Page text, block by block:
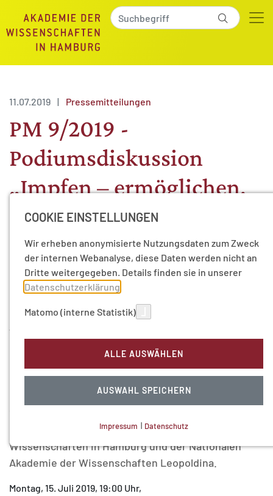
11.07.2019 | Pressemitteilungen
PM 9/2019 -
Podiumsdiskussion
„Impfen – ermöglichen,
erleichtern, erzwingen?“
In den letzten Monaten haben vermehrte Fälle von
Masern in Deutschland, aber auch in vielen anderen
Ländern, die Frage nach dem allgemeinen
Impfschutz in der Bevölkerung aufgebracht. Mehr
impfen könnte mehr Infektionen verhindern – aber
wie kann man das als Gesellschaft gewährleisten?
Und für welche Infektionen gilt das? Sollte man
Gemeinwohl dient? Über diese und andere Fragen
diskutiert ein Expertengremium am 15. Juli 2019 um
Gemeinschaftsveranstaltung der Akademie der
Wissenschaften in Hamburg und der Nationalen
Akademie der Wissenschaften Leopoldina.
Montag, 15. Juli 2019, 19:00 Uhr,
COOKIE EINSTELLUNGEN
Wir erheben anonymisierte Nutzungsdaten zum Zweck
der internen Webanalyse, diese Daten werden nicht an
Dritte weitergegeben. Details finden sie in unserer
Datenschutzerklärung
Matomo (interne Statistik)
ALLE AUSWÄHLEN
AUSWAHL SPEICHERN
Impressum | Datenschutz